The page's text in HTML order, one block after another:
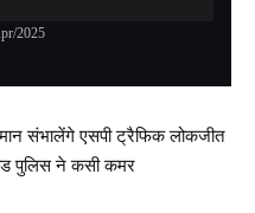
2025
संभालेंगे एसपी ट्रैफिक लोकजीत
पुलिस ने कसी कमर